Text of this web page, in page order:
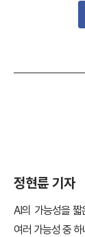
정현륜 기자
AI의 가능성을
여러 가능성 중